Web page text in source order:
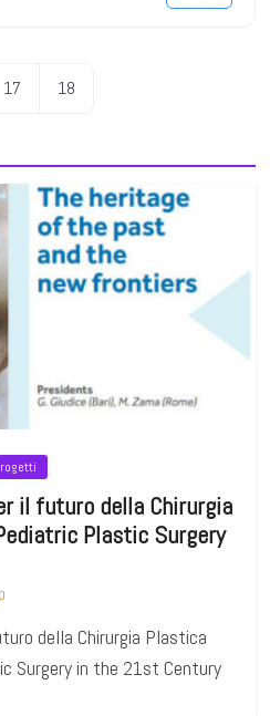
17 18
il futuro della Chirurgia
Plastic Surgery
0
della Chirurgia Plastica
Surgery in the 21st Century